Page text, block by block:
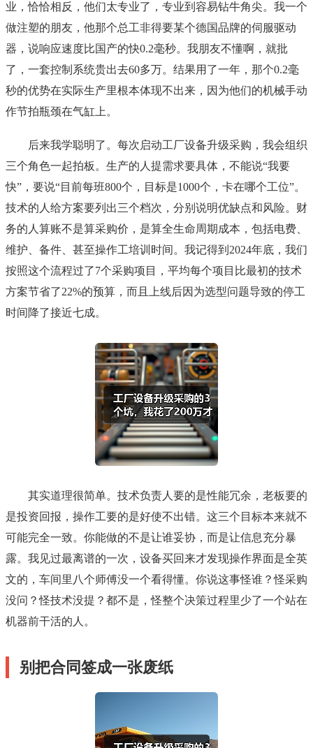
业，恰恰相反，他们太专业了，专业到容易钻牛角尖。我一个
做注塑的朋友，他那个总工非得要某个德国品牌的伺服驱动
器，说响应速度比国产的快0.2毫秒。我朋友不懂啊，就批
了，一套控制系统贵出去60多万。结果用了一年，那个0.2毫
秒的优势在实际生产里根本体现不出来，因为他们的机械手动
作节拍瓶颈在气缸上。
后来我学聪明了。每次启动工厂设备升级采购，我会组织
三个角色一起拍板。生产的人提需求要具体，不能说“我要
快”，要说“目前每班800个，目标是1000个，卡在哪个工位”。
技术的人给方案要列出三个档次，分别说明优缺点和风险。财
务的人算账不是算采购价，是算全生命周期成本 ，包括电费、
维护、备件、甚至操作工培训时间。我记得到2024年底，我们
按照这个流程过了7个采购项目，平均每个项目比最初的技术
方案节省了22%的预算，而且上线后因为选型问题导致的停工
时间降了接近七成。
其实道理很简单。技术负责人要的是性能冗余，老板要的
是投资回报，操作工要的是好使不出错。这三个目标本来就不
可能完全一致。你能做的不是让谁妥协，而是让信息充分暴
露。我见过最离谱的一次，设备买回来才发现操作界面是全英
文的，车间里八个师傅没一个看得懂。你说这事怪谁？怪采购
没问？怪技术没提？都不是，怪整个决策过程里少了一个站在
机器前干活的人。
别把合同签成一张废纸